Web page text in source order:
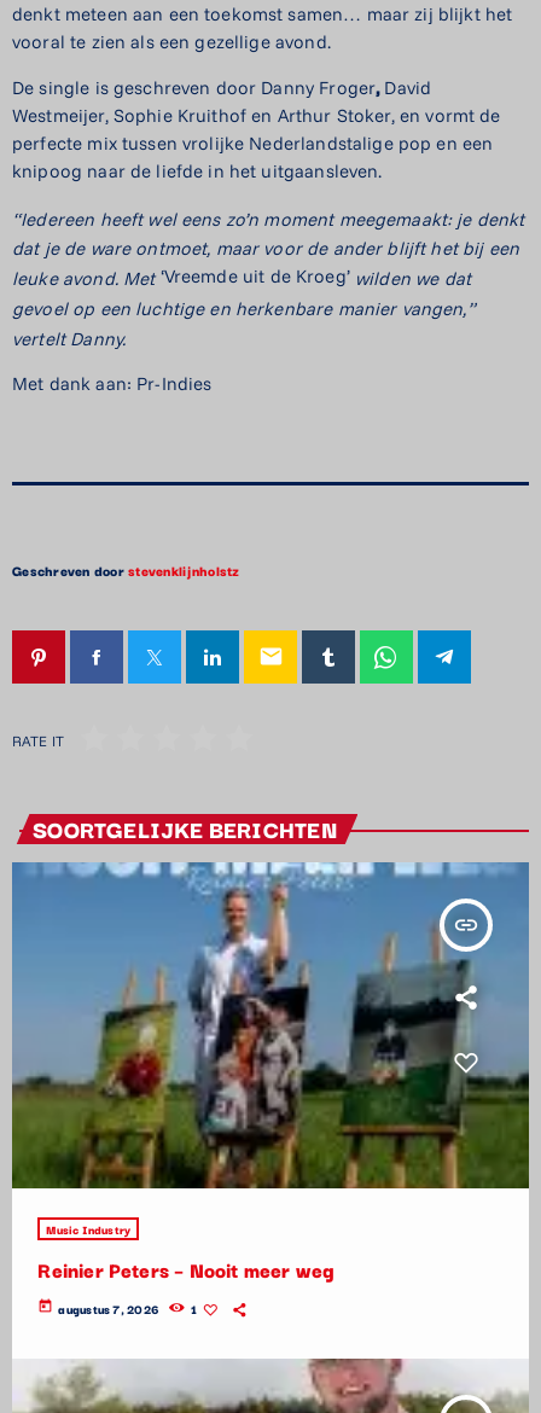
denkt meteen aan een toekomst samen… maar zij blijkt het
vooral te zien als een gezellige avond.
De single is geschreven door Danny Froger,David
Westmeijer, Sophie Kruithof en Arthur Stoker, en vormt de
perfecte mix tussen vrolijke Nederlandstalige pop en een
knipoog naar de liefde in het uitgaansleven.
“Iedereen heeft wel eens zo’n moment meegemaakt: je denkt
dat je de ware ontmoet, maar voor de ander blijft het bij een
leuke avond. Met‘Vreemde uit de Kroeg’wilden we dat
gevoel op een luchtige en herkenbare manier vangen,”
vertelt Danny.
Met dank aan: Pr-Indies
Geschreven doorstevenklijnholstz
email
RATE IT
SOORTGELIJKE BERICHTEN
insert_link
Music Industry
Reinier Peters – Nooit meer weg
today augustus 7, 2026 1